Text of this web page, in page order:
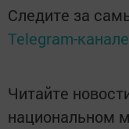
Следите за
Telegram-канале
Читайте
национальном